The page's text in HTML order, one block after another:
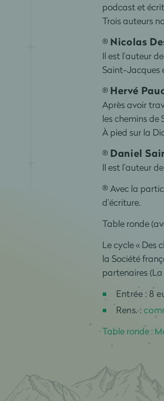
podcast et
Trois auteurs
® Nicolas
Il est l’auteur
Saint-Jacques
® Hervé
Après avoir
les chemins
À pied sur la
® Daniel
Il est l’auteur
® Avec la
d’écriture.
Table ronde
Le cycle « Des
la Société
partenaires (La
Entrée : 8
Rens. :
Table ronde :